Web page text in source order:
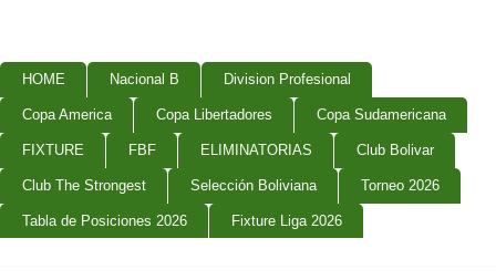
HOME Nacional B Division Profesional
Copa America Copa Libertadores Copa Sudamericana
FIXTURE FBF ELIMINATORIAS Club Bolivar
Club The Strongest Selección Boliviana Torneo 2026
Tabla de Posiciones 2026 Fixture Liga 2026